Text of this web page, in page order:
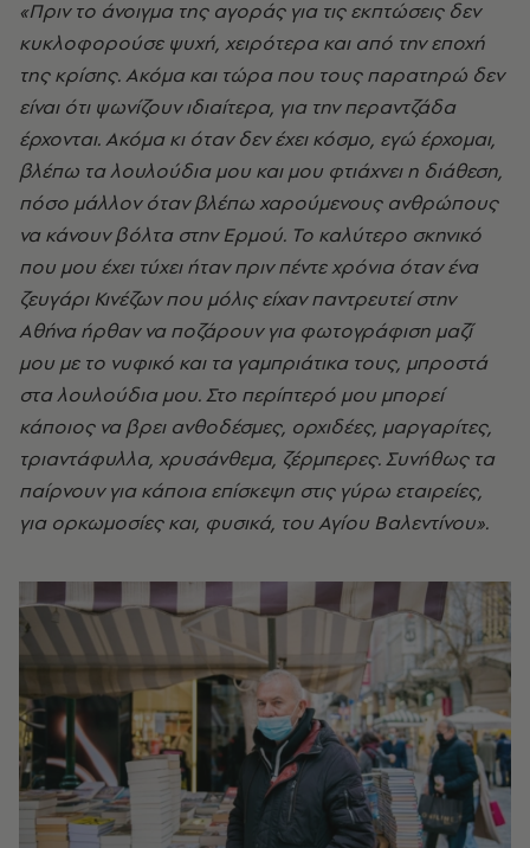
«Πριν το άνοιγμα της αγοράς για τις εκπτώσεις δεν
κυκλοφορούσε ψυχή, χειρότερα και από την εποχή
της κρίσης. Ακόμα και τώρα που τους παρατηρώ δεν
είναι ότι ψωνίζουν ιδιαίτερα, για την περαντζάδα
έρχονται. Ακόμα κι όταν δεν έχει κόσμο, εγώ έρχομαι,
βλέπω τα λουλούδια μου και μου φτιάχνει η διάθεση,
πόσο μάλλον όταν βλέπω χαρούμενους ανθρώπους
να κάνουν βόλτα στην Ερμού. Το καλύτερο σκηνικό
που μου έχει τύχει ήταν πριν πέντε χρόνια όταν ένα
ζευγάρι Κινέζων που μόλις είχαν παντρευτεί στην
Αθήνα ήρθαν να ποζάρουν για φωτογράφιση μαζί
μου με το νυφικό και τα γαμπριάτικα τους, μπροστά
στα λουλούδια μου. Στο περίπτερό μου μπορεί
κάποιος να βρει ανθοδέσμες, ορχιδέες, μαργαρίτες,
τριαντάφυλλα, χρυσάνθεμα, ζέρμπερες. Συνήθως τα
παίρνουν για κάποια επίσκεψη στις γύρω εταιρείες,
για ορκωμοσίες και, φυσικά, του Αγίου Βαλεντίνου».